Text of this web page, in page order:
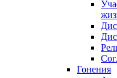
Гонения